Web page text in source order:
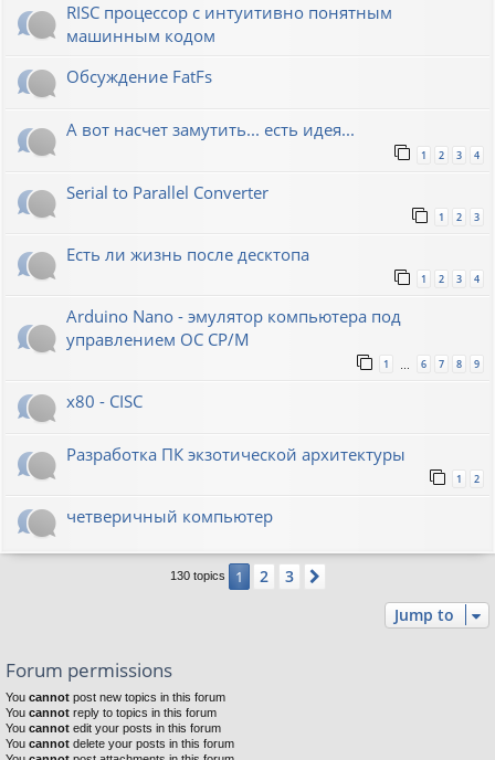
RISC процессор с интуитивно понятным
машинным кодом
Обсуждение FatFs
А вот насчет замутить... есть идея...
1 2 3 4
Serial to Parallel Converter
1 2 3
Есть ли жизнь после десктопа
1 2 3 4
Arduino Nano - эмулятор компьютера под
управлением ОС CP/M
1 6 7 8 9
x80 - CISC
Разработка ПК экзотической архитектуры
1 2
четверичный компьютер
130 topics 1 2 3
Jump to
Forum permissions
You cannot post new topics in this forum
You cannot reply to topics in this forum
You cannot edit your posts in this forum
You cannot delete your posts in this forum